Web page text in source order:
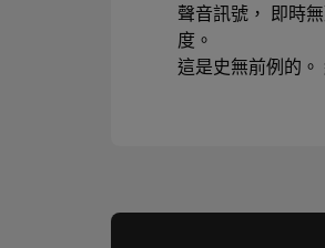
聲音訊號， 即時
度。
這是史無前例的